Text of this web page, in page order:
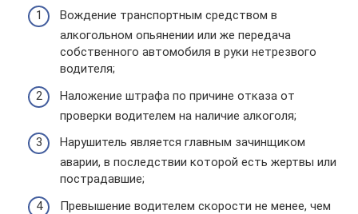
Вождение транспортным средством в
алкогольном опьянении или же передача
собственного автомобиля в руки нетрезвого
водителя;
Наложение штрафа по причине отказа от
проверки водителем на наличие алкоголя;
Нарушитель является главным зачинщиком
аварии, в последствии которой есть жертвы или
пострадавшие;
Превышение водителем скорости не менее, чем